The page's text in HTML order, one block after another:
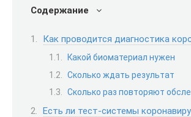
Содержание
Как проводится диагностика
Какой биоматериал нужен
Сколько ждать результат
Сколько раз повторяют
Есть ли тест-системы